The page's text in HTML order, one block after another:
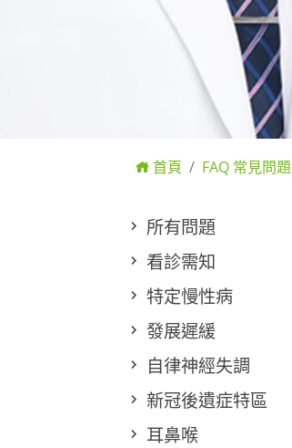
首頁 FAQ 常見問題
所有問題
看診需知
特定慢性病
發展遲緩
自律神經失調
新冠後遺症特區
耳鼻喉